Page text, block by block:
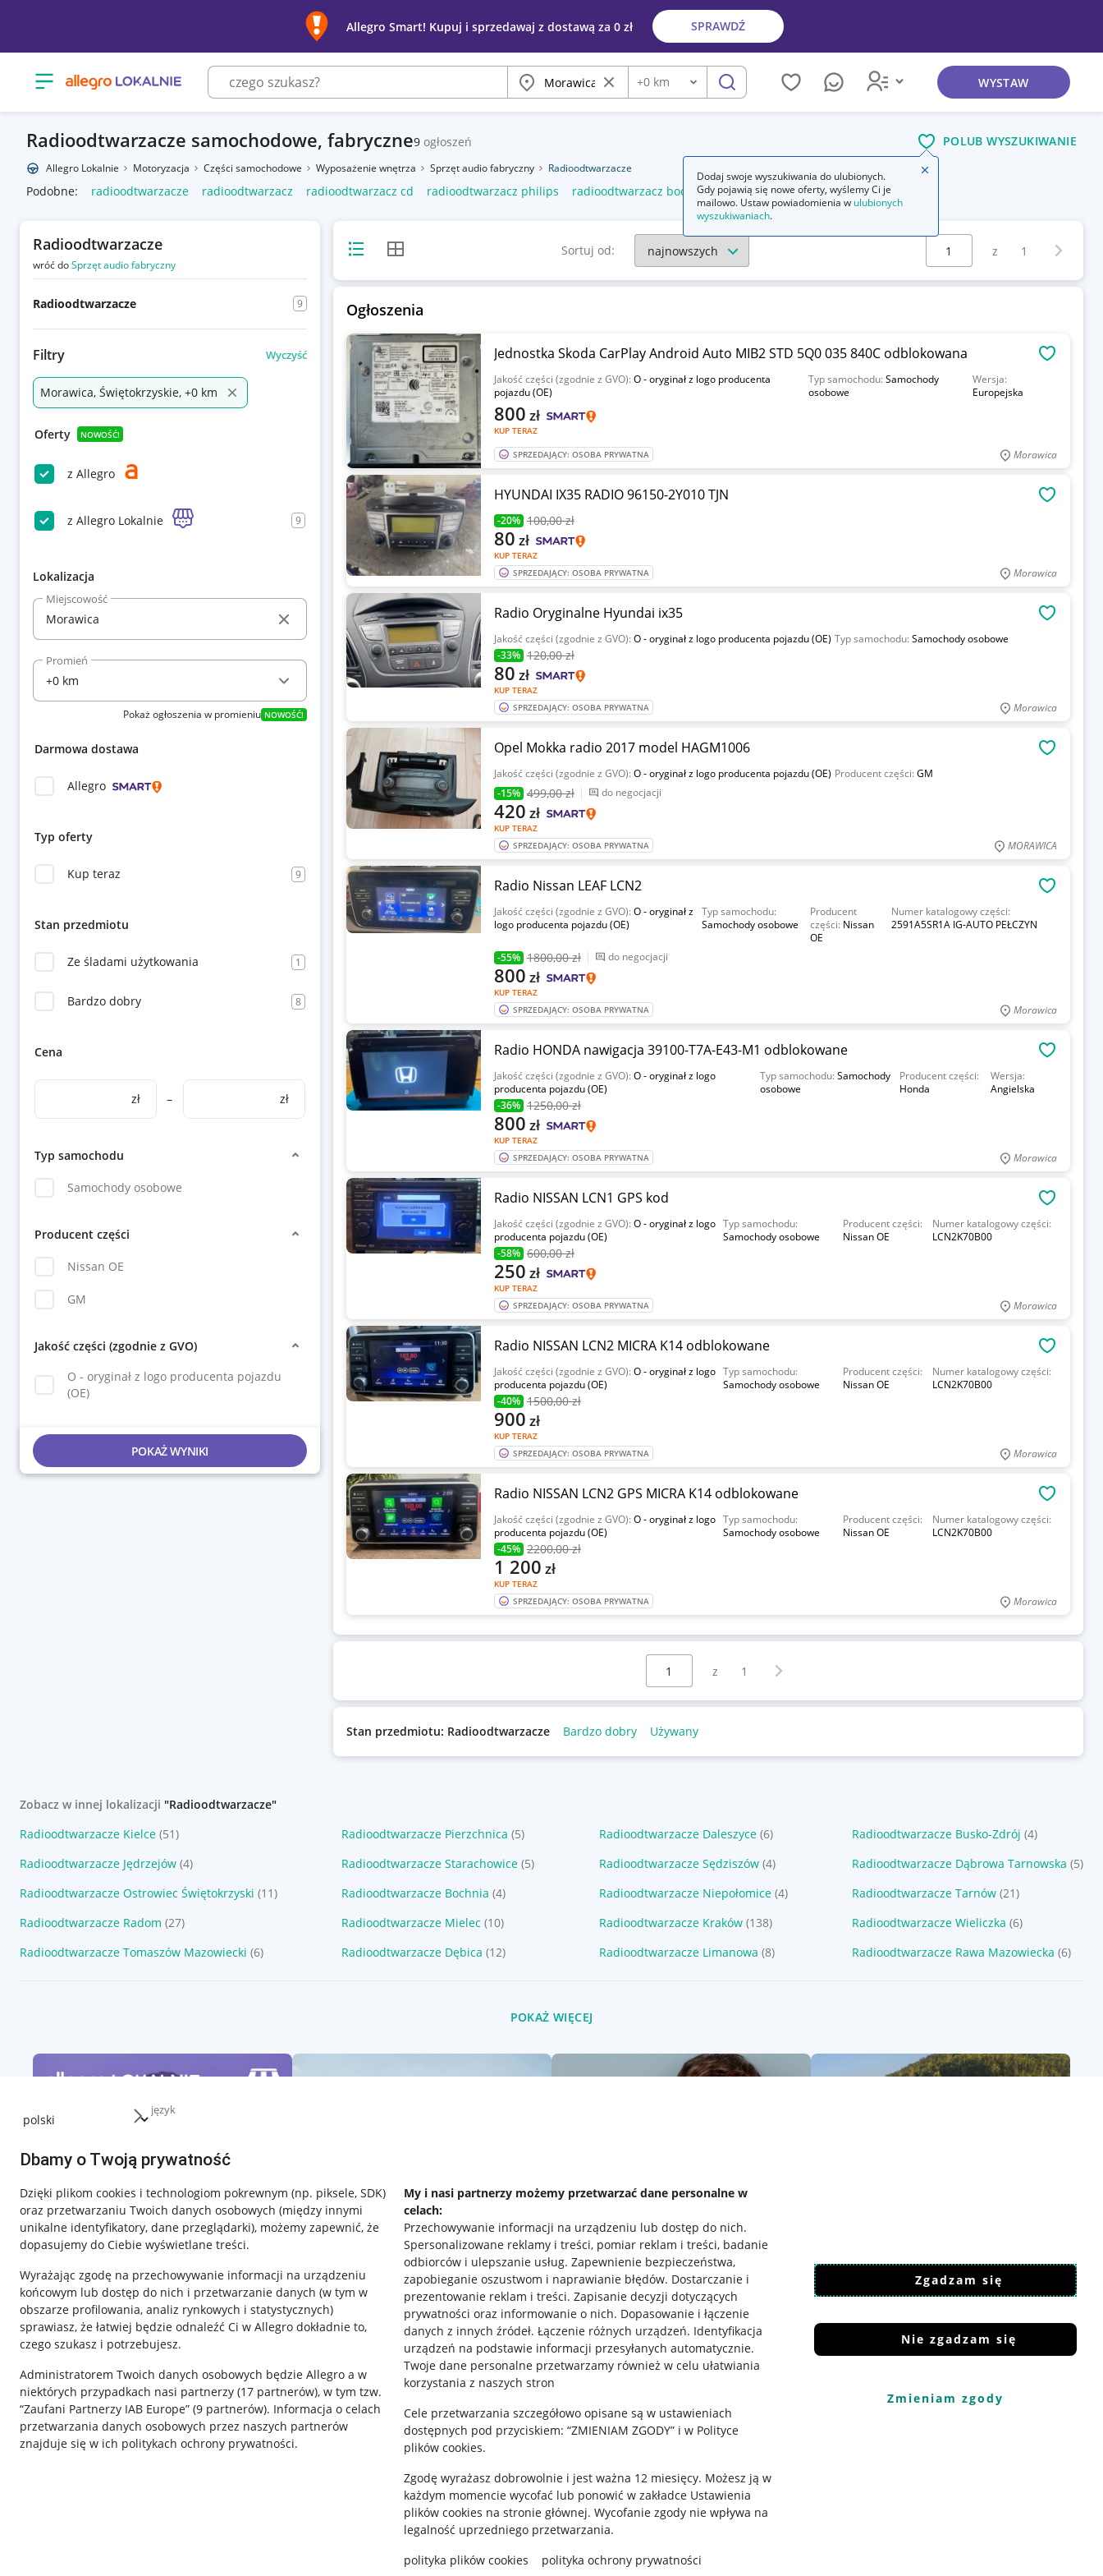
język
Dbamy o Twoją prywatność
Dzięki plikom cookies i technologiom pokrewnym (np. piksele, SDK)
oraz przetwarzaniu Twoich danych osobowych (między innymi
unikalne identyfikatory, dane przeglądarki), możemy zapewnić, że
dopasujemy do Ciebie wyświetlane treści.
Wyrażając zgodę na przechowywanie informacji na urządzeniu
końcowym lub dostęp do nich i przetwarzanie danych (w tym w
obszarze profilowania, analiz rynkowych i statystycznych)
sprawiasz, że łatwiej będzie odnaleźć Ci w Allegro dokładnie to,
czego szukasz i potrzebujesz.
Administratorem Twoich danych osobowych będzie Allegro a w
niektórych przypadkach nasi partnerzy (17 partnerów), w tym tzw.
“Zaufani Partnerzy IAB Europe” (9 partnerów). Informacja o celach
przetwarzania danych osobowych przez naszych partnerów
znajduje się w ich politykach ochrony prywatności.
My i nasi partnerzy możemy przetwarzać dane personalne w
celach:
Przechowywanie informacji na urządzeniu lub dostęp do nich.
Spersonalizowane reklamy i treści, pomiar reklam i treści, badanie
odbiorców i ulepszanie usług. Zapewnienie bezpieczeństwa,
zapobieganie oszustwom i naprawianie błędów. Dostarczanie i
prezentowanie reklam i treści. Zapisanie decyzji dotyczących
prywatności oraz informowanie o nich. Dopasowanie i łączenie
danych z innych źródeł. Łączenie różnych urządzeń. Identyfikacja
urządzeń na podstawie informacji przesyłanych automatycznie.
Twoje dane personalne przetwarzamy również w celu ułatwiania
korzystania z naszych stron
Cele przetwarzania szczegółowo opisane są w ustawieniach
dostępnych pod przyciskiem: “ZMIENIAM ZGODY” i w Polityce
plików cookies.
Zgodę wyrażasz dobrowolnie i jest ważna 12 miesięcy. Możesz ją w
każdym momencie wycofać lub ponowić w zakładce Ustawienia
plików cookies na stronie głównej. Wycofanie zgody nie wpływa na
legalność uprzedniego przetwarzania.
polityka plików cookies
polityka ochrony prywatności
Zgadzam się
Nie zgadzam się
Zmieniam zgody
Allegro Smart! Kupuj i sprzedawaj z dostawą za 0 zł SPRAWDŹ
Otwórz menu z kategoriami Miasto Wyczyść frazę
Odległość
+0 km szukaj WYSTAW
Radioodtwarzacze samochodowe, fabryczne9 ogłoszeń POLUB WYSZUKIWANIE
Allegro Lokalnie Motoryzacja Części samochodowe Wyposażenie wnętrza Sprzęt audio fabryczny Radioodtwarzacze
Podobne: radioodtwarzacze radioodtwarzacz radioodtwarzacz cd radioodtwarzacz philips radioodtwarzacz boombox
Radioodtwarzacze
wróć doSprzęt audio fabryczny
Radioodtwarzacze 9
Filtry Wyczyść
Morawica, Świętokrzyskie, +0 km
Oferty NOWOŚĆ!
z Allegro
z Allegro Lokalnie 9
Lokalizacja
Miejscowość
Promień
Pokaż ogłoszenia w promieniu NOWOŚĆ!
Darmowa dostawa
Allegro
Typ oferty
Kup teraz 9
Stan przedmiotu
Ze śladami użytkowania 1
Bardzo dobry 8
Cena
zł – zł
Typ samochodu
Samochody osobowe
Producent części
Nissan OE
GM
Jakość części (zgodnie z GVO)
O - oryginał z logo producenta pojazdu
(OE)
POKAŻ WYNIKI
Widok listyWidok siatki Sortuj od:
Wybierz stronę:
z 1
Ogłoszenia
Jednostka Skoda CarPlay Android Auto MIB2 STD 5Q0 035 840C odblokowana
Jakość części (zgodnie z GVO):O - oryginał z logo producenta
pojazdu (OE)
Typ samochodu:Samochody
osobowe
Wersja:
Europejska
KUP TERAZ
800 zł
SPRZEDAJĄCY: OSOBA PRYWATNA Morawica
HYUNDAI IX35 RADIO 96150-2Y010 TJN
-20% 100,00 zł
KUP TERAZ
80 zł
SPRZEDAJĄCY: OSOBA PRYWATNA Morawica
Radio Oryginalne Hyundai ix35
Jakość części (zgodnie z GVO):O - oryginał z logo producenta pojazdu (OE) Typ samochodu:Samochody osobowe
-33% 120,00 zł
KUP TERAZ
80 zł
SPRZEDAJĄCY: OSOBA PRYWATNA Morawica
Opel Mokka radio 2017 model HAGM1006
Jakość części (zgodnie z GVO):O - oryginał z logo producenta pojazdu (OE) Producent części:GM
-15% 499,00 zł do negocjacji
KUP TERAZ
420 zł
SPRZEDAJĄCY: OSOBA PRYWATNA MORAWICA
Radio Nissan LEAF LCN2
Jakość części (zgodnie z GVO):O - oryginał z
logo producenta pojazdu (OE)
Typ samochodu:
Samochody osobowe
Producent
części: Nissan
OE
Numer katalogowy części:
2591A5SR1A IG-AUTO PEŁCZYN
-55% 1800,00 zł do negocjacji
KUP TERAZ
800 zł
SPRZEDAJĄCY: OSOBA PRYWATNA Morawica
Radio HONDA nawigacja 39100-T7A-E43-M1 odblokowane
Jakość części (zgodnie z GVO):O - oryginał z logo
producenta pojazdu (OE)
Typ samochodu:Samochody
osobowe
Producent części:
Honda
Wersja:
Angielska
-36% 1250,00 zł
KUP TERAZ
800 zł
SPRZEDAJĄCY: OSOBA PRYWATNA Morawica
Radio NISSAN LCN1 GPS kod
Jakość części (zgodnie z GVO):O - oryginał z logo
producenta pojazdu (OE)
Typ samochodu:
Samochody osobowe
Producent części:
Nissan OE
Numer katalogowy części:
LCN2K70B00
-58% 600,00 zł
KUP TERAZ
250 zł
SPRZEDAJĄCY: OSOBA PRYWATNA Morawica
Radio NISSAN LCN2 MICRA K14 odblokowane
Jakość części (zgodnie z GVO):O - oryginał z logo
producenta pojazdu (OE)
Typ samochodu:
Samochody osobowe
Producent części:
Nissan OE
Numer katalogowy części:
LCN2K70B00
-40% 1500,00 zł
KUP TERAZ
900 zł
SPRZEDAJĄCY: OSOBA PRYWATNA Morawica
Radio NISSAN LCN2 GPS MICRA K14 odblokowane
Jakość części (zgodnie z GVO):O - oryginał z logo
producenta pojazdu (OE)
Typ samochodu:
Samochody osobowe
Producent części:
Nissan OE
Numer katalogowy części:
LCN2K70B00
-45% 2200,00 zł
KUP TERAZ
1 200 zł
SPRZEDAJĄCY: OSOBA PRYWATNA Morawica
Wybierz stronę:
z 1 Następna strona
Stan przedmiotu: Radioodtwarzacze Bardzo dobry Używany
Zobacz w innej lokalizacji "Radioodtwarzacze"
Radioodtwarzacze Kielce (51) Radioodtwarzacze Pierzchnica (5) Radioodtwarzacze Daleszyce (6) Radioodtwarzacze Busko-Zdrój (4)
Radioodtwarzacze Jędrzejów (4) Radioodtwarzacze Starachowice (5) Radioodtwarzacze Sędziszów (4) Radioodtwarzacze Dąbrowa Tarnowska (5)
Radioodtwarzacze Ostrowiec Świętokrzyski (11) Radioodtwarzacze Bochnia (4) Radioodtwarzacze Niepołomice (4) Radioodtwarzacze Tarnów (21)
Radioodtwarzacze Radom (27) Radioodtwarzacze Mielec (10) Radioodtwarzacze Kraków (138) Radioodtwarzacze Wieliczka (6)
Radioodtwarzacze Tomaszów Mazowiecki (6) Radioodtwarzacze Dębica (12) Radioodtwarzacze Limanowa (8) Radioodtwarzacze Rawa Mazowiecka (6)
POKAŻ WIĘCEJ
Przydatne informacje
Jak to działa
Napisz do nas
Allegro Gadane dla sprzedających
Regulamin
Polityka plików "cookies"
Ustawienia plików "cookies"
Udostępnianie lokalizacji
Informacje dla Aktu o Usługach Cyfrowych
Pobierz aplikację
Dodaj swoje wyszukiwania do ulubionych.
Gdy pojawią się nowe oferty, wyślemy Ci je
mailowo. Ustaw powiadomienia w ulubionych
wyszukiwaniach.
Zamknij wskazówkę